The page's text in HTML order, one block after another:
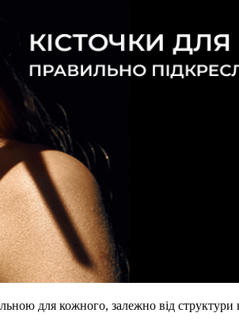
для кожного, залежно від